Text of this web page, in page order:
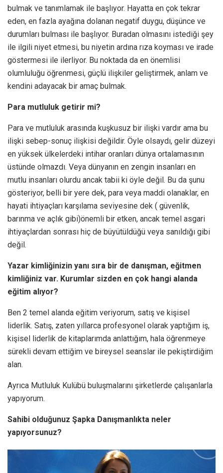
bulmak ve tanımlamak ile başlıyor. Hayatta en çok tekrar
eden, en fazla ayağına dolanan negatif duygu, düşünce ve
durumları bulması ile başlıyor. Buradan olmasını istediği şey
ile ilgili niyet etmesi, bu niyetin ardına rıza koyması ve irade
göstermesi ile ilerliyor. Bu noktada da en önemlisi
olumluluğu öğrenmesi, güçlü ilişkiler geliştirmek, anlam ve
kendini adayacak bir amaç bulmak.
Para mutluluk getirir mi?
Para ve mutluluk arasında kuşkusuz bir ilişki vardır ama bu
ilişki sebep-sonuç ilişkisi değildir. Öyle olsaydı, gelir düzeyi
en yüksek ülkelerdeki intihar oranları dünya ortalamasının
üstünde olmazdı. Veya dünyanın en zengin insanları en
mutlu insanları olurdu ancak tabii ki öyle değil. Bu da şunu
gösteriyor, belli bir yere dek, para veya maddi olanaklar, en
hayati ihtiyaçları karşılama seviyesine dek ( güvenlik,
barınma ve açlık gibi)önemli bir etken, ancak temel asgari
ihtiyaçlardan sonrası hiç de büyütüldüğü veya sanıldığı gibi
değil.
Yazar kimliğinizin yanı sıra bir de danışman, eğitmen
kimliğiniz var. Kurumlar sizden en çok hangi alanda
eğitim alıyor?
Ben 2 temel alanda eğitim veriyorum, satış ve kişisel
liderlik. Satış, zaten yıllarca profesyonel olarak yaptığım iş,
kişisel liderlik de kitaplarımda anlattığım, hala öğrenmeye
sürekli devam ettiğim ve bireysel seanslar ile pekiştirdiğim
alan.
Ayrıca Mutluluk Kulübü buluşmalarını şirketlerde çalışanlarla
yapıyorum.
Sahibi olduğunuz Şapka Danışmanlıkta neler
yapıyorsunuz?